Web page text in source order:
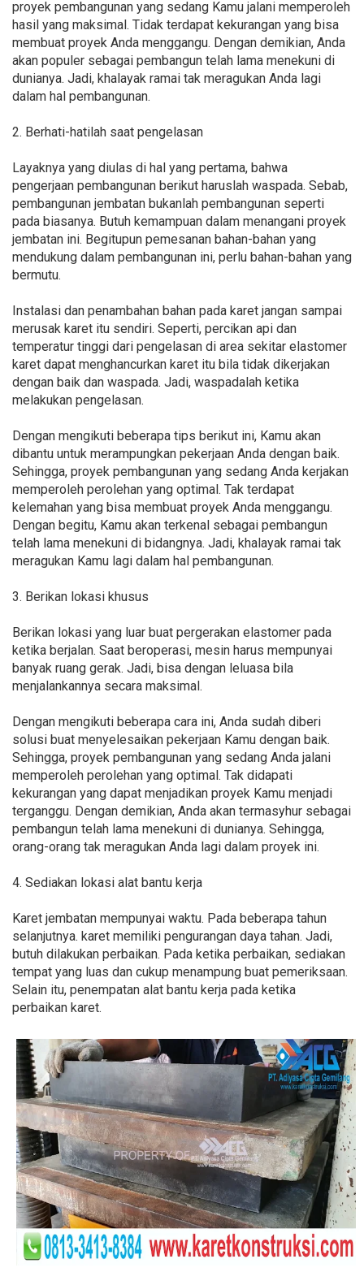
proyek pembangunan yang sedang Kamu jalani memperoleh
hasil yang maksimal. Tidak terdapat kekurangan yang bisa
membuat proyek Anda menggangu. Dengan demikian, Anda
akan populer sebagai pembangun telah lama menekuni di
dunianya. Jadi, khalayak ramai tak meragukan Anda lagi
dalam hal pembangunan.
2. Berhati-hatilah saat pengelasan
Layaknya yang diulas di hal yang pertama, bahwa
pengerjaan pembangunan berikut haruslah waspada. Sebab,
pembangunan jembatan bukanlah pembangunan seperti
pada biasanya. Butuh kemampuan dalam menangani proyek
jembatan ini. Begitupun pemesanan bahan-bahan yang
mendukung dalam pembangunan ini, perlu bahan-bahan yang
bermutu.
Instalasi dan penambahan bahan pada karet jangan sampai
merusak karet itu sendiri. Seperti, percikan api dan
temperatur tinggi dari pengelasan di area sekitar elastomer
karet dapat menghancurkan karet itu bila tidak dikerjakan
dengan baik dan waspada. Jadi, waspadalah ketika
melakukan pengelasan.
Dengan mengikuti beberapa tips berikut ini, Kamu akan
dibantu untuk merampungkan pekerjaan Anda dengan baik.
Sehingga, proyek pembangunan yang sedang Anda kerjakan
memperoleh perolehan yang optimal. Tak terdapat
kelemahan yang bisa membuat proyek Anda menggangu.
Dengan begitu, Kamu akan terkenal sebagai pembangun
telah lama menekuni di bidangnya. Jadi, khalayak ramai tak
meragukan Kamu lagi dalam hal pembangunan.
3. Berikan lokasi khusus
Berikan lokasi yang luar buat pergerakan elastomer pada
ketika berjalan. Saat beroperasi, mesin harus mempunyai
banyak ruang gerak. Jadi, bisa dengan leluasa bila
menjalankannya secara maksimal.
Dengan mengikuti beberapa cara ini, Anda sudah diberi
solusi buat menyelesaikan pekerjaan Kamu dengan baik.
Sehingga, proyek pembangunan yang sedang Anda jalani
memperoleh perolehan yang optimal. Tak didapati
kekurangan yang dapat menjadikan proyek Kamu menjadi
terganggu. Dengan demikian, Anda akan termasyhur sebagai
pembangun telah lama menekuni di dunianya. Sehingga,
orang-orang tak meragukan Anda lagi dalam proyek ini.
4. Sediakan lokasi alat bantu kerja
Karet jembatan mempunyai waktu. Pada beberapa tahun
selanjutnya. karet memiliki pengurangan daya tahan. Jadi,
butuh dilakukan perbaikan. Pada ketika perbaikan, sediakan
tempat yang luas dan cukup menampung buat pemeriksaan.
Selain itu, penempatan alat bantu kerja pada ketika
perbaikan karet.